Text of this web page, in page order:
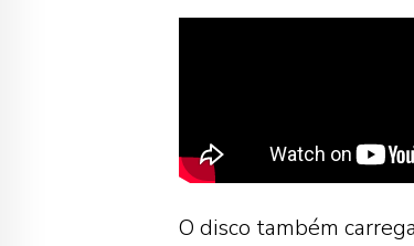
O disco também